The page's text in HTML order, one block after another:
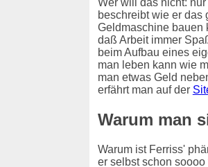
Wer will das nicht:
beschreibt wie er das
Geldmaschine bauen
daß Arbeit immer
beim Aufbau eines
man leben kann wie
man etwas Geld
erfährt man auf der
Warum man
Warum ist Ferriss'
er selbst schon